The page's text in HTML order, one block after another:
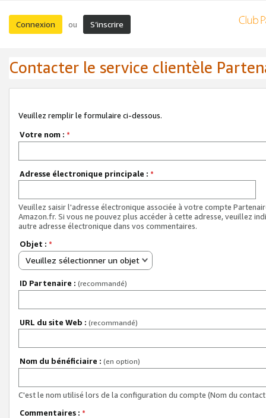
Connexion ou S’inscrire
Contacter le service clientèle
Veuillez remplir le formulaire ci-dessous.
Votre nom : *
Adresse électronique principale : *
Veuillez saisir l'adresse électronique associée à votre compte
Amazon.fr. Si vous ne pouvez plus accéder à cette adresse, veuillez
autre adresse électronique dans vos commentaires.
Objet : *
Veuillez sélectionner un objet
ID Partenaire : (recommandé)
URL du site Web : (recommandé)
Nom du bénéficiaire : (en option)
C'est le nom utilisé lors de la configuration du compte (Nom du
Commentaires : *